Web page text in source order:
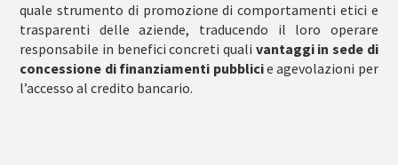
quale strumento di promozione di comportamenti etici e
trasparenti delle aziende, traducendo il loro operare
responsabile in benefici concreti quali vantaggi in sede di
concessione di finanziamenti pubblicie agevolazioni per
l’accesso al credito bancario.